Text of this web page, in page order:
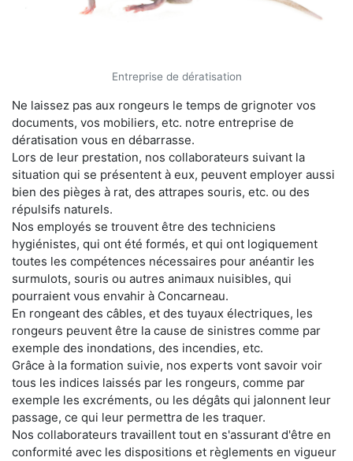
Entreprise de dératisation
Ne laissez pas aux rongeurs le temps de grignoter vos
documents, vos mobiliers, etc. notre entreprise de
dératisation vous en débarrasse.
Lors de leur prestation, nos collaborateurs suivant la
situation qui se présentent à eux, peuvent employer aussi
bien des pièges à rat, des attrapes souris, etc. ou des
répulsifs naturels.
Nos employés se trouvent être des techniciens
hygiénistes, qui ont été formés, et qui ont logiquement
toutes les compétences nécessaires pour anéantir les
surmulots, souris ou autres animaux nuisibles, qui
pourraient vous envahir à Concarneau.
En rongeant des câbles, et des tuyaux électriques, les
rongeurs peuvent être la cause de sinistres comme par
exemple des inondations, des incendies, etc.
Grâce à la formation suivie, nos experts vont savoir voir
tous les indices laissés par les rongeurs, comme par
exemple les excréments, ou les dégâts qui jalonnent leur
passage, ce qui leur permettra de les traquer.
Nos collaborateurs travaillent tout en s'assurant d'être en
conformité avec les dispositions et règlements en vigueur